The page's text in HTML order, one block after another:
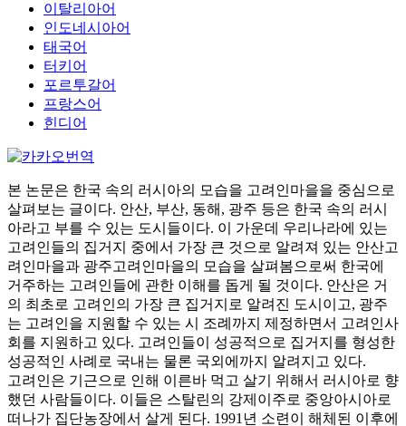
이탈리아어
인도네시아어
태국어
터키어
포르투갈어
프랑스어
힌디어
본 논문은 한국 속의 러시아의 모습을 고려인마을을 중심으로
살펴보는 글이다. 안산, 부산, 동해, 광주 등은 한국 속의 러시
아라고 부를 수 있는 도시들이다. 이 가운데 우리나라에 있는
고려인들의 집거지 중에서 가장 큰 것으로 알려져 있는 안산고
려인마을과 광주고려인마을의 모습을 살펴봄으로써 한국에
거주하는 고려인들에 관한 이해를 돕게 될 것이다. 안산은 거
의 최초로 고려인의 가장 큰 집거지로 알려진 도시이고, 광주
는 고려인을 지원할 수 있는 시 조례까지 제정하면서 고려인사
회를 지원하고 있다. 고려인들이 성공적으로 집거지를 형성한
성공적인 사례로 국내는 물론 국외에까지 알려지고 있다.
고려인은 기근으로 인해 이른바 먹고 살기 위해서 러시아로 향
했던 사람들이다. 이들은 스탈린의 강제이주로 중앙아시아로
떠나가 집단농장에서 살게 된다. 1991년 소련이 해체된 이후에